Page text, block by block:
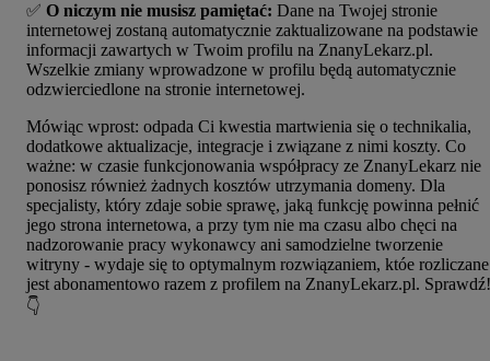
✅ O niczym nie musisz pamiętać: Dane na Twojej stronie
internetowej zostaną automatycznie zaktualizowane na podstawie
informacji zawartych w Twoim profilu na ZnanyLekarz.pl.
Wszelkie zmiany wprowadzone w profilu będą automatycznie
odzwierciedlone na stronie internetowej.
Mówiąc wprost: odpada Ci kwestia martwienia się o technikalia,
dodatkowe aktualizacje, integracje i związane z nimi koszty. Co
ważne: w czasie funkcjonowania współpracy ze ZnanyLekarz nie
ponosisz również żadnych kosztów utrzymania domeny. Dla
specjalisty, który zdaje sobie sprawę, jaką funkcję powinna pełnić
jego strona internetowa, a przy tym nie ma czasu albo chęci na
nadzorowanie pracy wykonawcy ani samodzielne tworzenie
witryny - wydaje się to optymalnym rozwiązaniem, któe rozliczane
jest abonamentowo razem z profilem na ZnanyLekarz.pl. Sprawdź!
👇